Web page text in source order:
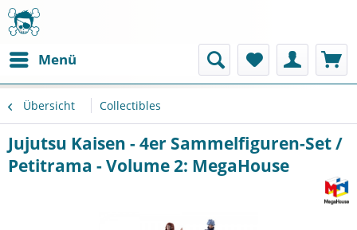
Menü
Übersicht Collectibles
Jujutsu Kaisen - 4er Sammelfiguren-Set /
Petitrama - Volume 2: MegaHouse